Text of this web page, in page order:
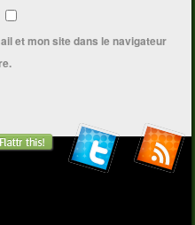
et mon site dans le navigateur